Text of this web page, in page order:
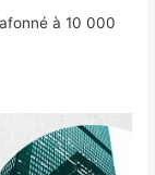
à 10 000